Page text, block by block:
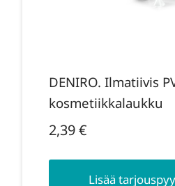
DENIRO. Ilmatiivis
kosmetiikkalaukku
2,39€
Lisää